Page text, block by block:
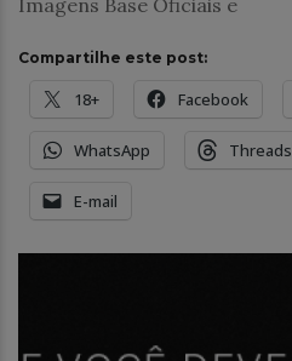
Compartilhe este post:
18+ Facebook
WhatsApp Threads
E-mail